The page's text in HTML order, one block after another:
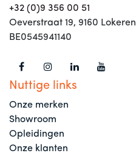
+32 (0)9 356 00 51
Oeverstraat 19, 9160 Lokeren
BE0545941140
Nuttige links
Onze merken
Showroom
Opleidingen
Onze klanten